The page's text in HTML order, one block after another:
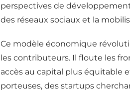
perspectives de
des réseaux sociaux et la
Ce modèle économique
les contributeurs. Il floute les
accès au capital plus équitable
porteuses, des startups